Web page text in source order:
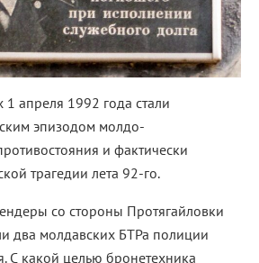
апреля 1992 года стали
эпизодом молдо-
и фактически
трагедии лета 92-го.
со стороны Протягайловки
два молдавских БТРа полиции
С какой целью бронетехника